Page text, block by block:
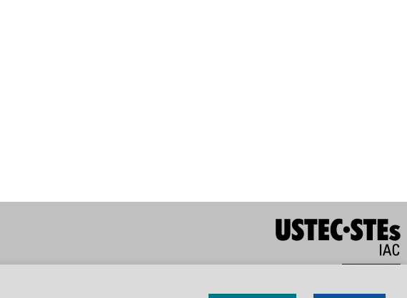
Reconeixement NoComercial